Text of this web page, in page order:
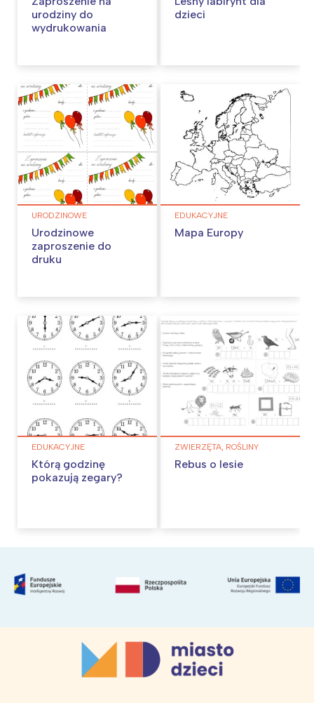
urodziny do
wydrukowania
dzieci
URODZINOWE
Urodzinowe
zaproszenie do
druku
EDUKACYJNE
Mapa Europy
EDUKACYJNE
Którą godzinę
pokazują zegary?
ZWIERZĘTA, ROŚLINY
Rebus o lesie